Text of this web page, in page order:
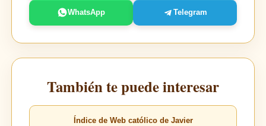
WhatsApp Telegram
También te puede interesar
Índice de Web católico de Javier